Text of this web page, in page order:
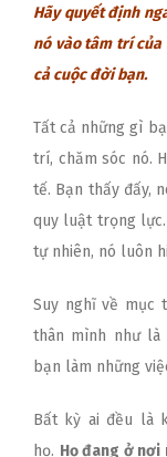
Hãy quyết định
nó vào tâm trí
cả cuộc đời bạn.
Tất cả những gì
trí, chăm sóc nó.
tế. Bạn thấy đấy,
quy luật trọng
tự nhiên, nó luôn
Suy nghĩ về mục
thân mình như là
bạn làm những
Bất kỳ ai đều là
họ. Họ đang ở nơi